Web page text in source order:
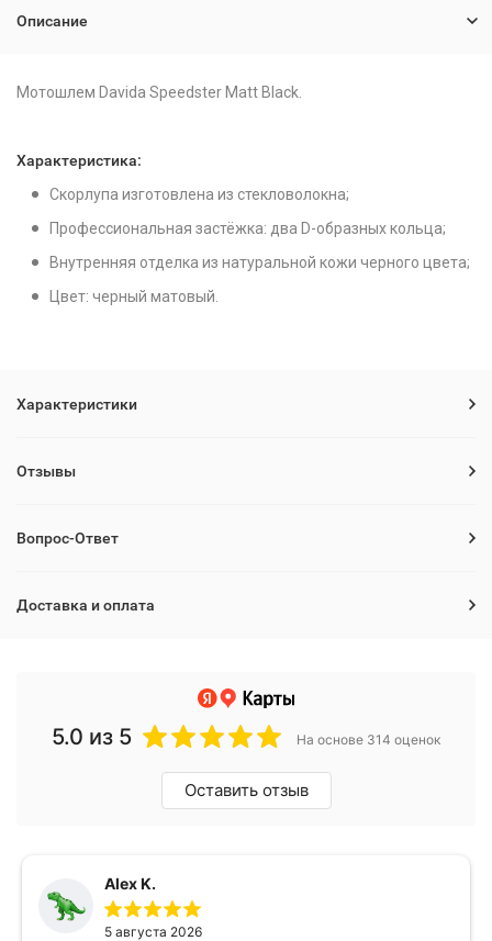
Описание
Мотошлем Davida Speedster Matt Black.
Характеристика:
Скорлупа изготовлена из стекловолокна;
Профессиональная застёжка: два D-образных кольца;
Внутренняя отделка из натуральной кожи черного цвета;
Цвет: черный матовый.
Характеристики
Отзывы
Вопрос-Ответ
Доставка и оплата